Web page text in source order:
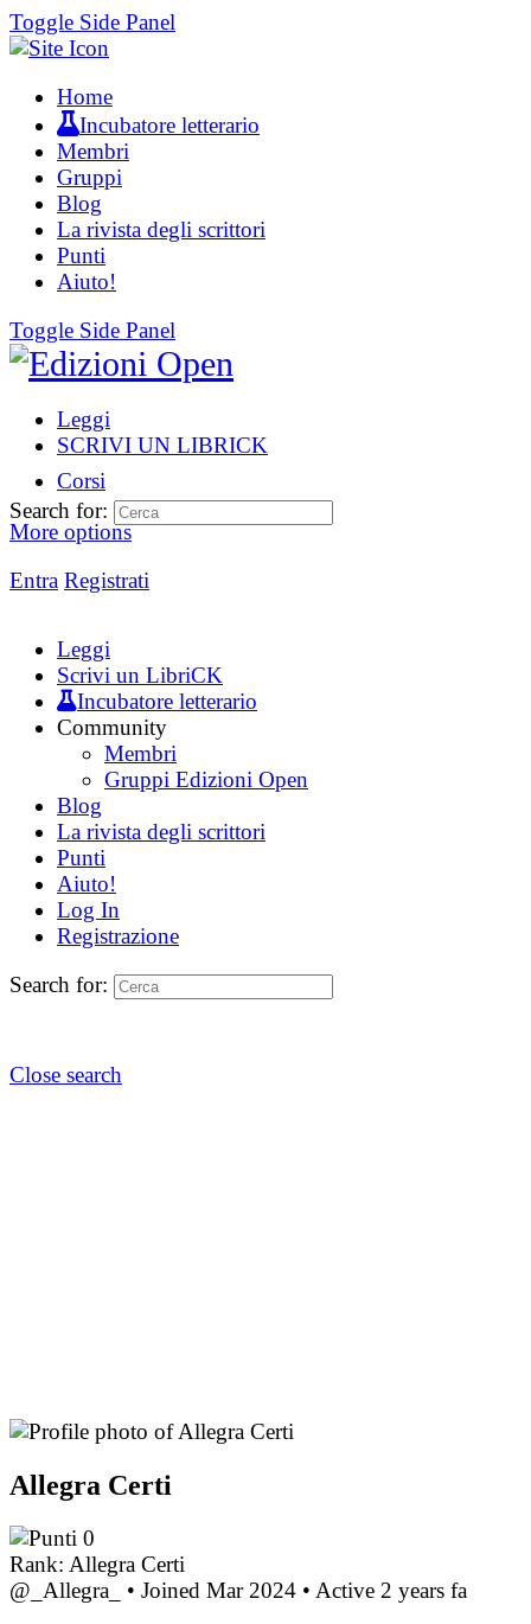
Toggle Side Panel
Home
Incubatore letterario
Membri
Gruppi
Blog
La rivista degli scrittori
Punti
Aiuto!
Toggle Side Panel
Leggi
SCRIVI UN LIBRICK
Corsi
More options
Entra Registrati
Search for:
Leggi
Scrivi un LibriCK
Incubatore letterario
Community
Membri
Gruppi Edizioni Open
Blog
La rivista degli scrittori
Punti
Aiuto!
Log In
Registrazione
Search for:
Close search
Allegra Certi
0
Rank: Allegra Certi
@_Allegra_
• Joined Mar 2024 • Active 2 years fa